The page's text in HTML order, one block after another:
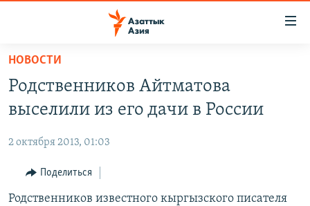
Вернуться
основному
содержанию
навигации
Вернутся
УЗБЕКИСТАН
ТАДЖИКИСТАН
НОВОСТИ
НА ДРУГИХ ЯЗЫКАХ
ҚАЗАҚША
КЫРГЫЗЧА
НОВОСТИ
Родственников Айтматова
выселили из его дачи в России
2 октября 2013, 01:03
Поделиться
Родственников известного кыргызского писателя